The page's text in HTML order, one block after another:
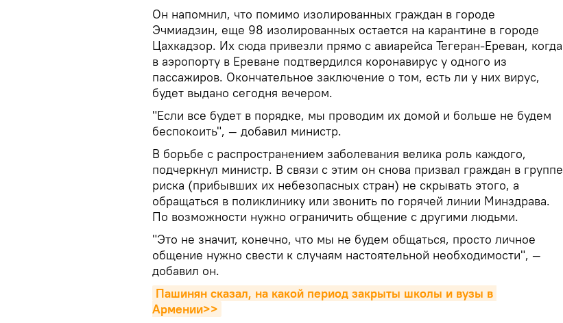
Он напомнил, что помимо изолированных граждан в городе
Эчмиадзин, еще 98 изолированных остается на карантине в городе
Цахкадзор. Их сюда привезли прямо с авиарейса Тегеран-Ереван, когда
в аэропорту в Ереване подтвердился коронавирус у одного из
пассажиров. Окончательное заключение о том, есть ли у них вирус,
будет выдано сегодня вечером.
"Если все будет в порядке, мы проводим их домой и больше не будем
беспокоить", — добавил министр.
В борьбе с распространением заболевания велика роль каждого,
подчеркнул министр. В связи с этим он снова призвал граждан в группе
риска (прибывших их небезопасных стран) не скрывать этого, а
обращаться в поликлинику или звонить по горячей линии Минздрава.
По возможности нужно ограничить общение с другими людьми.
"Это не значит, конечно, что мы не будем общаться, просто личное
общение нужно свести к случаям настоятельной необходимости", —
добавил он.
Пашинян сказал, на какой период закрыты школы и вузы в
Армении>>